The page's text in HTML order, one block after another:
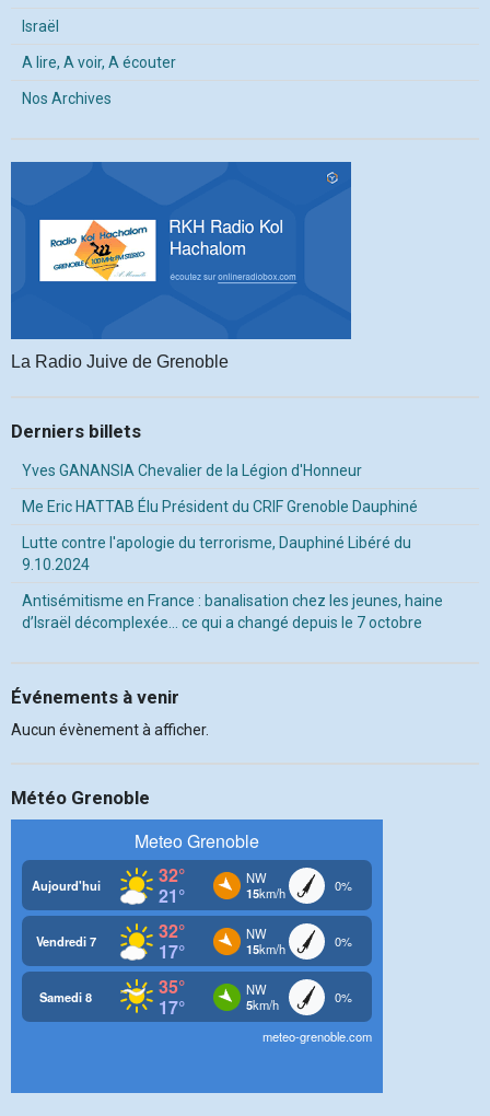
Israël
A lire, A voir, A écouter
Nos Archives
La Radio Juive de Grenoble
Derniers billets
Yves GANANSIA Chevalier de la Légion d'Honneur
Me Eric HATTAB Élu Président du CRIF Grenoble Dauphiné
Lutte contre l'apologie du terrorisme, Dauphiné Libéré du
9.10.2024
Antisémitisme en France : banalisation chez les jeunes, haine
d’Israël décomplexée… ce qui a changé depuis le 7 octobre
Événements à venir
Aucun évènement à afficher.
Météo Grenoble